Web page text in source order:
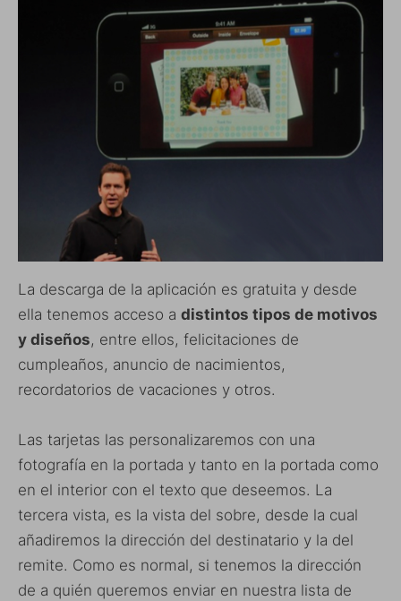
La descarga de la aplicación es gratuita y desde
ella tenemos acceso a distintos tipos de motivos
y diseños, entre ellos, felicitaciones de
cumpleaños, anuncio de nacimientos,
recordatorios de vacaciones y otros.
Las tarjetas las personalizaremos con una
fotografía en la portada y tanto en la portada como
en el interior con el texto que deseemos. La
tercera vista, es la vista del sobre, desde la cual
añadiremos la dirección del destinatario y la del
remite. Como es normal, si tenemos la dirección
de a quién queremos enviar en nuestra lista de